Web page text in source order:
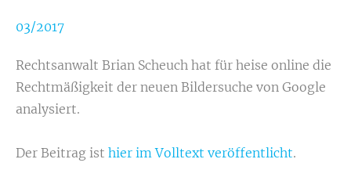
03/2017
Rechtsanwalt Brian Scheuch hat für heise online die
Rechtmäßigkeit der neuen Bildersuche von Google
analysiert.
Der Beitrag ist hier im Volltext veröffentlicht.